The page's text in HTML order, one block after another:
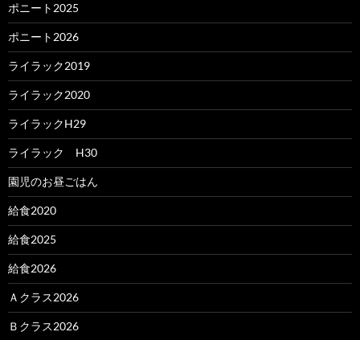
ポニート2025
ポニート2026
ライラック2019
ライラック2020
ライラックH29
ライラック H30
園児のお昼ごはん
給食2020
給食2025
給食2026
Ａクラス2026
Ｂクラス2026